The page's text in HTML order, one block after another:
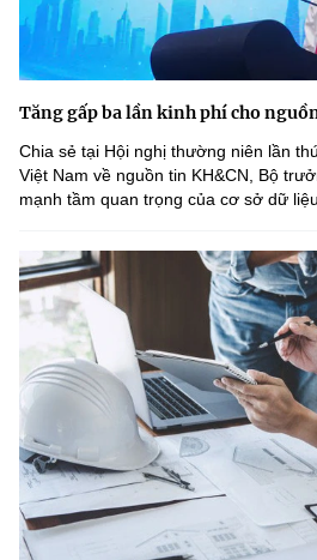
Tăng gấp ba lần kinh phí cho
Chia sẻ tại Hội nghị thường niên lần
Việt Nam về nguồn tin KH&CN, Bộ
mạnh tầm quan trọng của cơ sở dữ